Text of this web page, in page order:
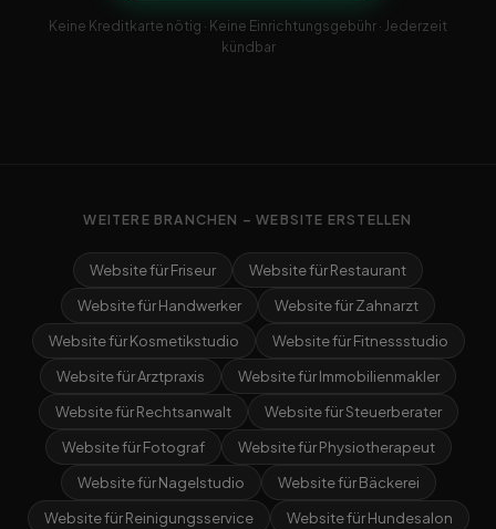
Keine Kreditkarte nötig · Keine Einrichtungsgebühr · Jederzeit
kündbar
WEITERE BRANCHEN – WEBSITE ERSTELLEN
Website für Friseur
Website für Restaurant
Website für Handwerker
Website für Zahnarzt
Website für Kosmetikstudio
Website für Fitnessstudio
Website für Arztpraxis
Website für Immobilienmakler
Website für Rechtsanwalt
Website für Steuerberater
Website für Fotograf
Website für Physiotherapeut
Website für Nagelstudio
Website für Bäckerei
Website für Reinigungsservice
Website für Hundesalon